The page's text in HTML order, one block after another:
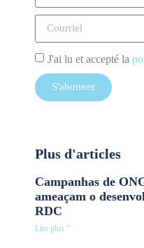
J'ai lu et accepté la
S'abonner
Plus d'articles
Campanhas de
ameaçam o
RDC
Lire plus "